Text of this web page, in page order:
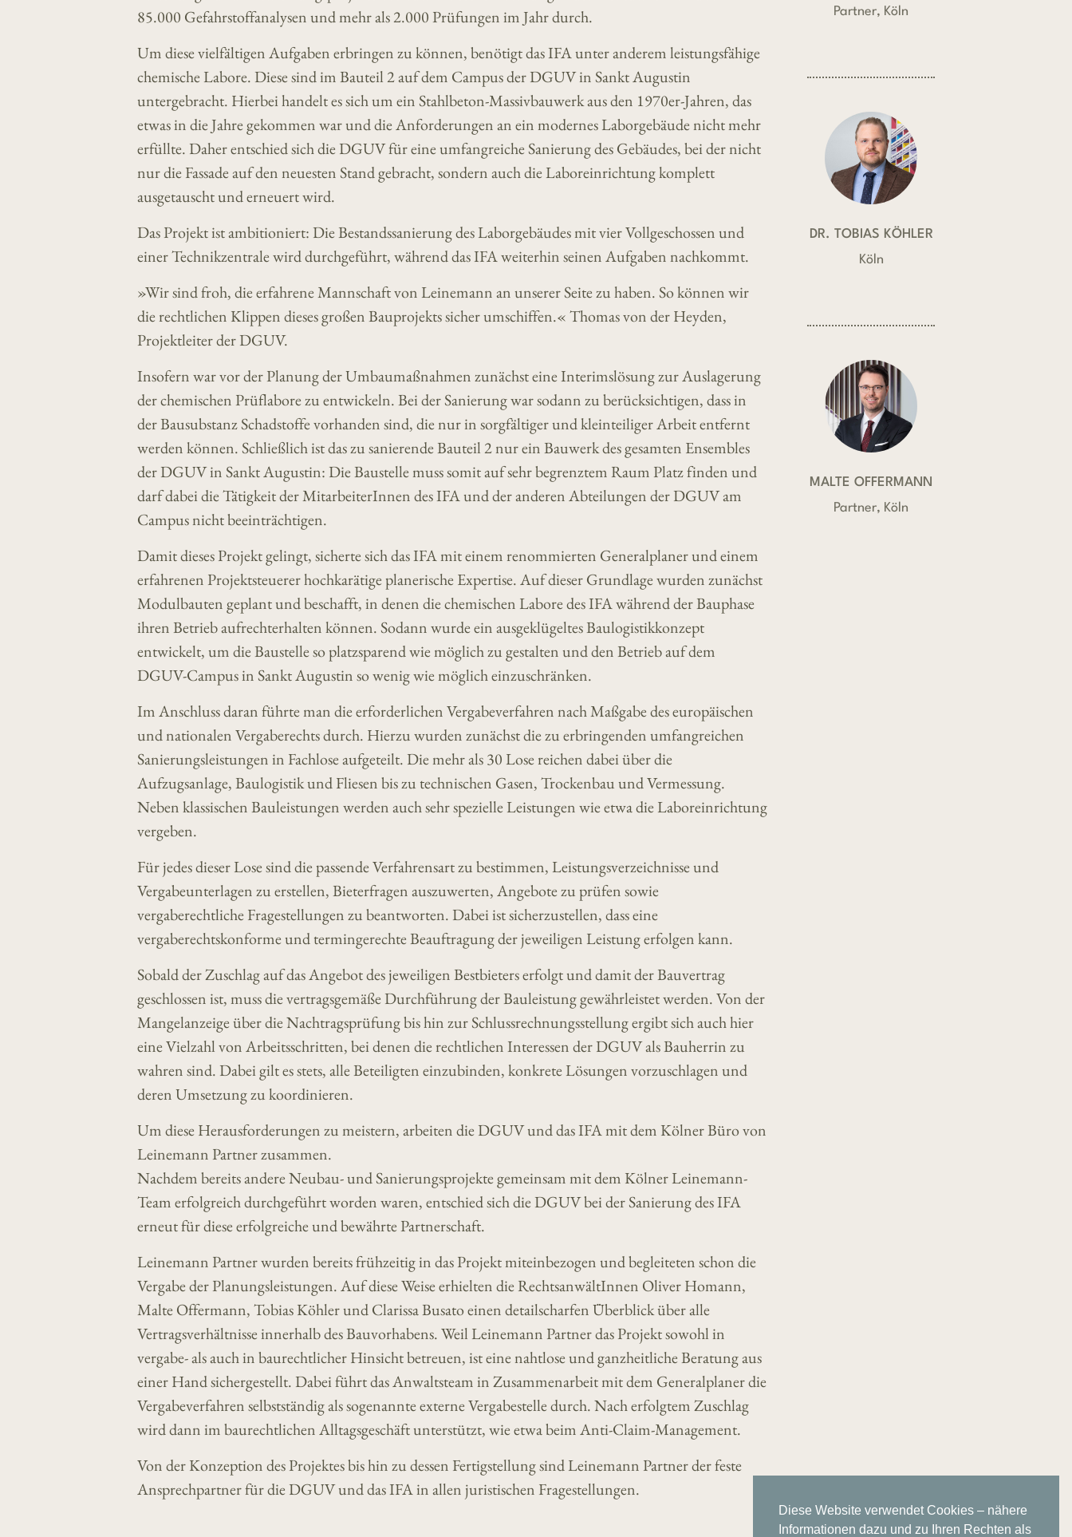
Diese Website verwendet Cookies – nähere
Informationen dazu und zu Ihren Rechten als
85.000 Gefahrstoffanalysen und mehr als 2.000 Prüfungen im Jahr durch.
Um diese vielfältigen Aufgaben erbringen zu können, benötigt das IFA unter anderem leistungsfähige
chemische Labore. Diese sind im Bauteil 2 auf dem Campus der DGUV in Sankt Augustin
untergebracht. Hierbei handelt es sich um ein Stahlbeton-Massivbauwerk aus den 1970er-Jahren, das
etwas in die Jahre gekommen war und die Anforderungen an ein modernes Laborgebäude nicht mehr
erfüllte. Daher entschied sich die DGUV für eine umfangreiche Sanierung des Gebäudes, bei der nicht
nur die Fassade auf den neuesten Stand gebracht, sondern auch die Laboreinrichtung komplett
ausgetauscht und erneuert wird.
Das Projekt ist ambitioniert: Die Bestandssanierung des Laborgebäudes mit vier Vollgeschossen und
einer Technikzentrale wird durchgeführt, während das IFA weiterhin seinen Aufgaben nachkommt.
»Wir sind froh, die erfahrene Mannschaft von Leinemann an unserer Seite zu haben. So können wir
die rechtlichen Klippen dieses großen Bauprojekts sicher umschiffen.« Thomas von der Heyden,
Projektleiter der DGUV.
Insofern war vor der Planung der Umbaumaßnahmen zunächst eine Interimslösung zur Auslagerung
der chemischen Prüflabore zu entwickeln. Bei der Sanierung war sodann zu berücksichtigen, dass in
der Bausubstanz Schadstoffe vorhanden sind, die nur in sorgfältiger und kleinteiliger Arbeit entfernt
werden können. Schließlich ist das zu sanierende Bauteil 2 nur ein Bauwerk des gesamten Ensembles
der DGUV in Sankt Augustin: Die Baustelle muss somit auf sehr begrenztem Raum Platz finden und
darf dabei die Tätigkeit der MitarbeiterInnen des IFA und der anderen Abteilungen der DGUV am
Campus nicht beeinträchtigen.
Damit dieses Projekt gelingt, sicherte sich das IFA mit einem renommierten Generalplaner und einem
erfahrenen Projektsteuerer hochkarätige planerische Expertise. Auf dieser Grundlage wurden zunächst
Modulbauten geplant und beschafft, in denen die chemischen Labore des IFA während der Bauphase
ihren Betrieb aufrechterhalten können. Sodann wurde ein ausgeklügeltes Baulogistikkonzept
entwickelt, um die Baustelle so platzsparend wie möglich zu gestalten und den Betrieb auf dem
DGUV-Campus in Sankt Augustin so wenig wie möglich einzuschränken.
Im Anschluss daran führte man die erforderlichen Vergabeverfahren nach Maßgabe des europäischen
und nationalen Vergaberechts durch. Hierzu wurden zunächst die zu erbringenden umfangreichen
Sanierungsleistungen in Fachlose aufgeteilt. Die mehr als 30 Lose reichen dabei über die
Aufzugsanlage, Baulogistik und Fliesen bis zu technischen Gasen, Trockenbau und Vermessung.
Neben klassischen Bauleistungen werden auch sehr spezielle Leistungen wie etwa die Laboreinrichtung
vergeben.
Für jedes dieser Lose sind die passende Verfahrensart zu bestimmen, Leistungsverzeichnisse und
Vergabeunterlagen zu erstellen, Bieterfragen auszuwerten, Angebote zu prüfen sowie
vergaberechtliche Fragestellungen zu beantworten. Dabei ist sicherzustellen, dass eine
vergaberechtskonforme und termingerechte Beauftragung der jeweiligen Leistung erfolgen kann.
Sobald der Zuschlag auf das Angebot des jeweiligen Bestbieters erfolgt und damit der Bauvertrag
geschlossen ist, muss die vertragsgemäße Durchführung der Bauleistung gewährleistet werden. Von der
Mangelanzeige über die Nachtragsprüfung bis hin zur Schlussrechnungsstellung ergibt sich auch hier
eine Vielzahl von Arbeitsschritten, bei denen die rechtlichen Interessen der DGUV als Bauherrin zu
wahren sind. Dabei gilt es stets, alle Beteiligten einzubinden, konkrete Lösungen vorzuschlagen und
deren Umsetzung zu koordinieren.
Um diese Herausforderungen zu meistern, arbeiten die DGUV und das IFA mit dem Kölner Büro von
Leinemann Partner zusammen.
Nachdem bereits andere Neubau- und Sanierungsprojekte gemeinsam mit dem Kölner Leinemann-
Team erfolgreich durchgeführt worden waren, entschied sich die DGUV bei der Sanierung des IFA
erneut für diese erfolgreiche und bewährte Partnerschaft.
Leinemann Partner wurden bereits frühzeitig in das Projekt miteinbezogen und begleiteten schon die
Vergabe der Planungsleistungen. Auf diese Weise erhielten die RechtsanwältInnen Oliver Homann,
Malte Offermann, Tobias Köhler und Clarissa Busato einen detailscharfen Überblick über alle
Vertragsverhältnisse innerhalb des Bauvorhabens. Weil Leinemann Partner das Projekt sowohl in
vergabe- als auch in baurechtlicher Hinsicht betreuen, ist eine nahtlose und ganzheitliche Beratung aus
einer Hand sichergestellt. Dabei führt das Anwaltsteam in Zusammenarbeit mit dem Generalplaner die
Vergabeverfahren selbstständig als sogenannte externe Vergabestelle durch. Nach erfolgtem Zuschlag
wird dann im baurechtlichen Alltagsgeschäft unterstützt, wie etwa beim Anti-Claim-Management.
Von der Konzeption des Projektes bis hin zu dessen Fertigstellung sind Leinemann Partner der feste
Ansprechpartner für die DGUV und das IFA in allen juristischen Fragestellungen.
Partner, Köln
DR. TOBIAS KÖHLER
Köln
MALTE OFFERMANN
Partner, Köln